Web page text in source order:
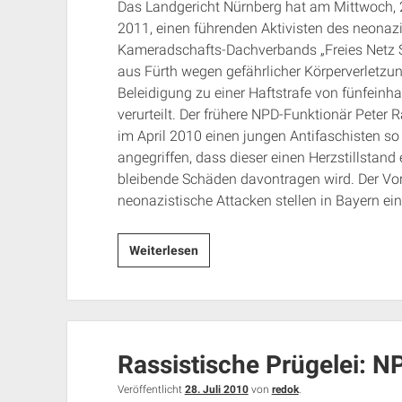
Das Landgericht Nürnberg hat am Mittwoch,
2011, einen führenden Aktivisten des
Kameradschafts-Dachverbands „Freies Netz
aus Fürth wegen gefährlicher
Beleidigung zu einer Haftstrafe von
verurteilt. Der frühere NPD-Funktionär Peter
im April 2010 einen jungen Antifaschisten so
angegriffen, dass dieser einen Herzstillstand
bleibende Schäden davontragen wird. Der
neonazistische Attacken stellen in Bayern
Weiterlesen„Sei
erbarmungslos!“
Rassistische Prügelei:
Veröffentlicht 28. Juli 2010von redok.